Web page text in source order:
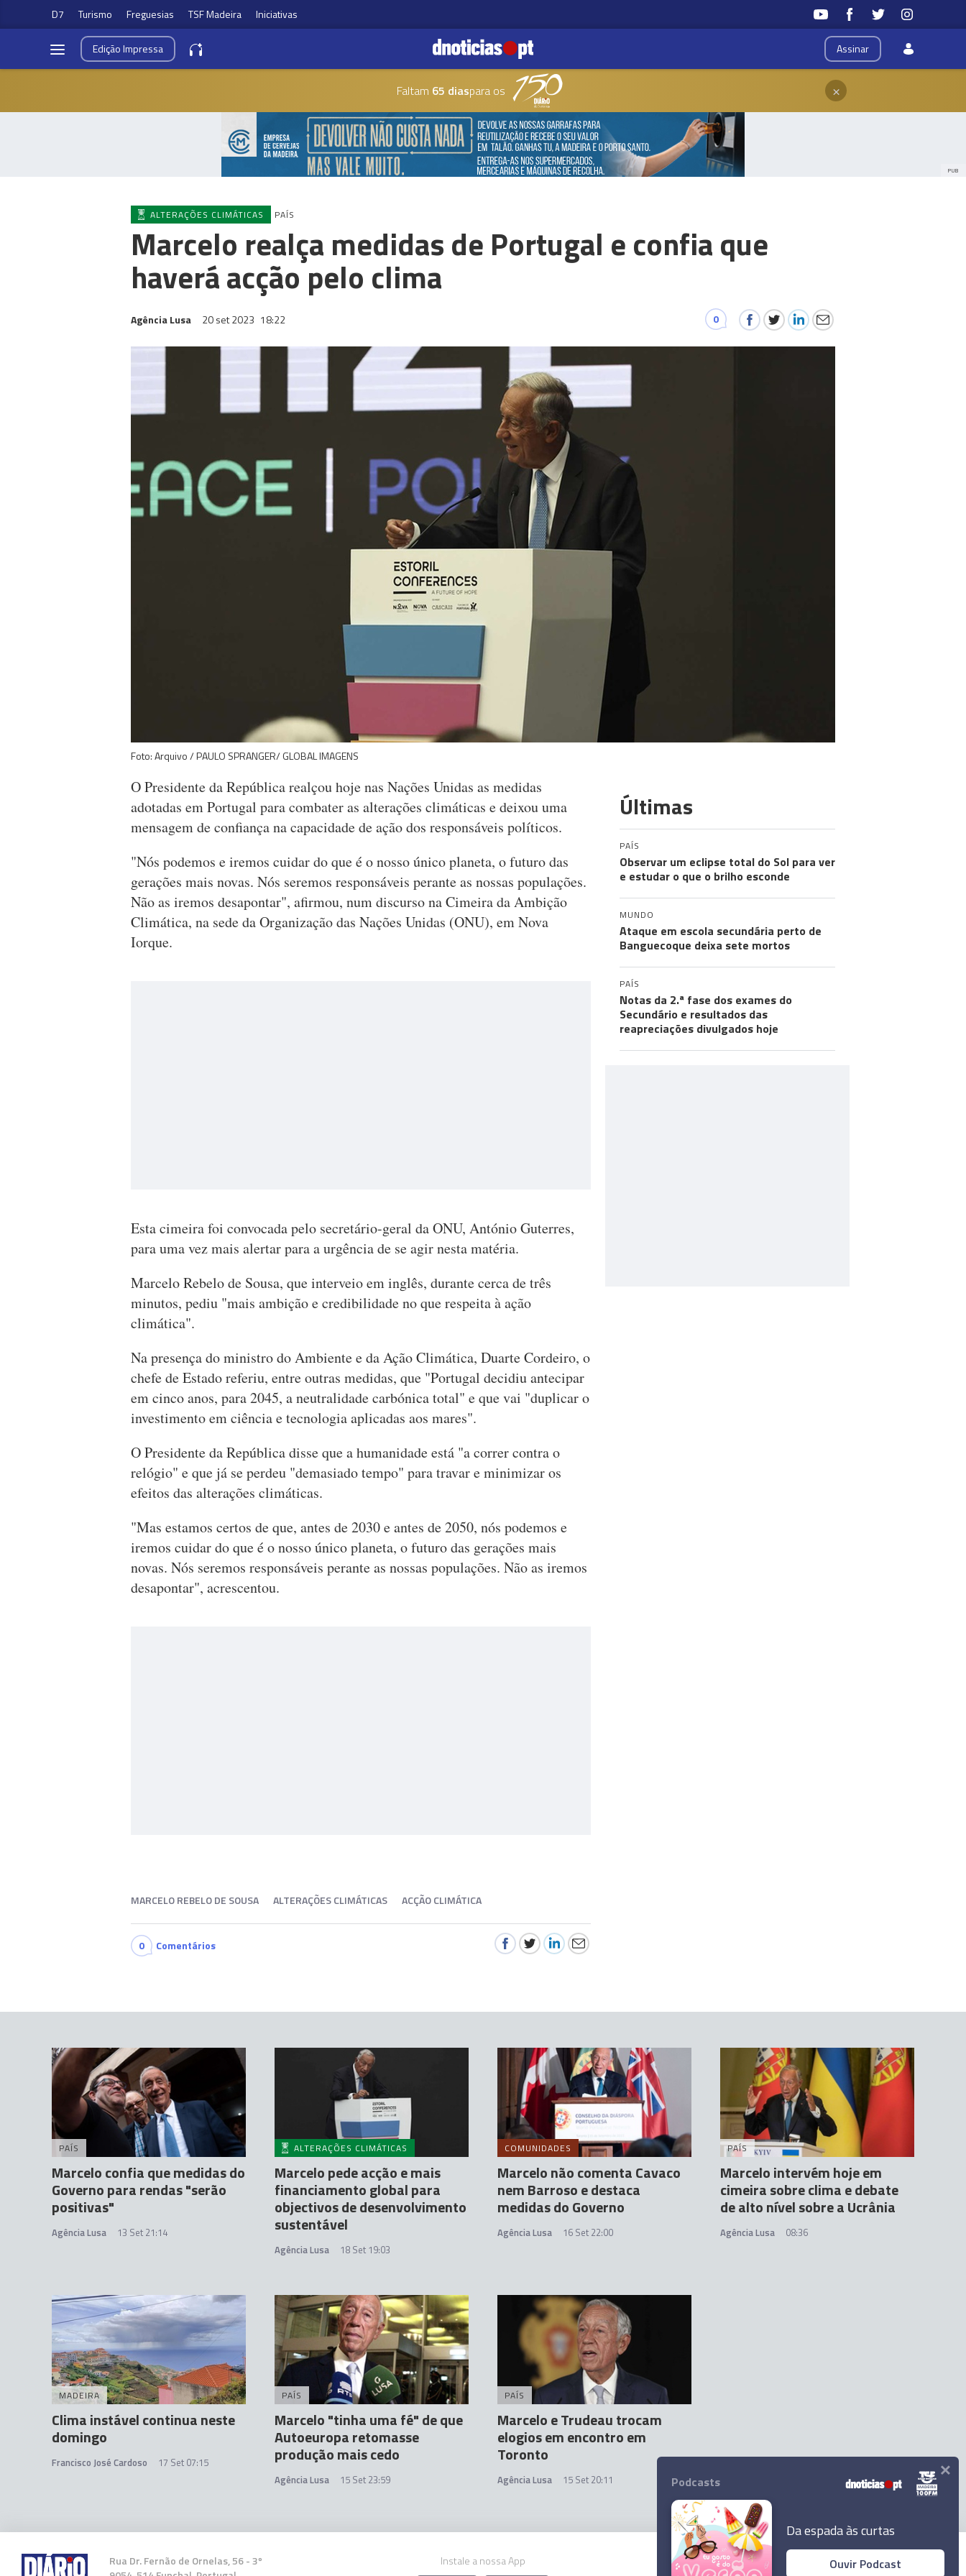
D7 Turismo Freguesias TSF Madeira Iniciativas
Assinar
EdiçãoImpressa
Faltam 65 diaspara os ×
PUB
ALTERAÇÕES CLIMÁTICAS PAÍS
Marcelo realça medidas de Portugal e confia que
haverá acção pelo clima
Agência Lusa 20 set 2023 18:22 0
Foto: Arquivo / PAULO SPRANGER/ GLOBAL IMAGENS
O Presidente da República realçou hoje nas Nações Unidas as medidas
adotadas em Portugal para combater as alterações climáticas e deixou uma
mensagem de confiança na capacidade de ação dos responsáveis políticos.
"Nós podemos e iremos cuidar do que é o nosso único planeta, o futuro das
gerações mais novas. Nós seremos responsáveis perante as nossas populações.
Não as iremos desapontar", afirmou, num discurso na Cimeira da Ambição
Climática, na sede da Organização das Nações Unidas (ONU), em Nova
Iorque.
Esta cimeira foi convocada pelo secretário-geral da ONU, António Guterres,
para uma vez mais alertar para a urgência de se agir nesta matéria.
Marcelo Rebelo de Sousa, que interveio em inglês, durante cerca de três
minutos, pediu "mais ambição e credibilidade no que respeita à ação
climática".
Na presença do ministro do Ambiente e da Ação Climática, Duarte Cordeiro, o
chefe de Estado referiu, entre outras medidas, que "Portugal decidiu antecipar
em cinco anos, para 2045, a neutralidade carbónica total" e que vai "duplicar o
investimento em ciência e tecnologia aplicadas aos mares".
O Presidente da República disse que a humanidade está "a correr contra o
relógio" e que já se perdeu "demasiado tempo" para travar e minimizar os
efeitos das alterações climáticas.
"Mas estamos certos de que, antes de 2030 e antes de 2050, nós podemos e
iremos cuidar do que é o nosso único planeta, o futuro das gerações mais
novas. Nós seremos responsáveis perante as nossas populações. Não as iremos
desapontar", acrescentou.
MARCELO REBELO DE SOUSA ALTERAÇÕES CLIMÁTICAS ACÇÃO CLIMÁTICA
0 Comentários
Últimas
PAÍS
Observar um eclipse total do Sol para ver
e estudar o que o brilho esconde
MUNDO
Ataque em escola secundária perto de
Banguecoque deixa sete mortos
PAÍS
Notas da 2.ª fase dos exames do
Secundário e resultados das
reapreciações divulgados hoje
PAÍS
Marcelo confia que medidas do
Governo para rendas "serão
positivas"
Agência Lusa 13 Set 21:14
ALTERAÇÕES CLIMÁTICAS
Marcelo pede acção e mais
financiamento global para
objectivos de desenvolvimento
sustentável
Agência Lusa 18 Set 19:03
COMUNIDADES
Marcelo não comenta Cavaco
nem Barroso e destaca
medidas do Governo
Agência Lusa 16 Set 22:00
PAÍS
Marcelo intervém hoje em
cimeira sobre clima e debate
de alto nível sobre a Ucrânia
Agência Lusa 08:36
MADEIRA
Clima instável continua neste
domingo
Francisco José Cardoso 17 Set 07:15
PAÍS
Marcelo "tinha uma fé" de que
Autoeuropa retomasse
produção mais cedo
Agência Lusa 15 Set 23:59
PAÍS
Marcelo e Trudeau trocam
elogios em encontro em
Toronto
Agência Lusa 15 Set 20:11
Rua Dr. Fernão de Ornelas, 56 - 3º
Instale a nossa App
Podcasts
Da espada às curtas
Ouvir Podcast
×